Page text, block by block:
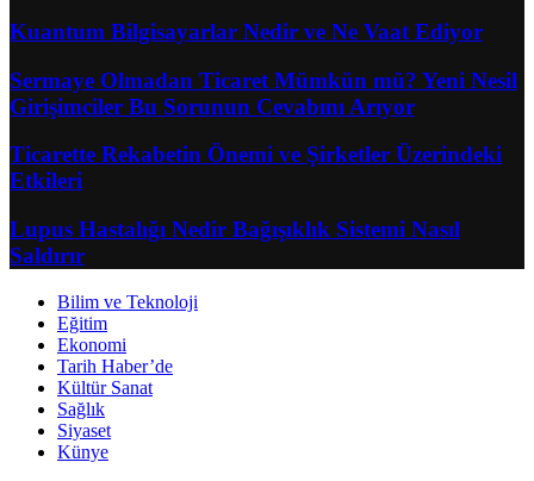
Kuantum Bilgisayarlar Nedir ve Ne Vaat Ediyor
Sermaye Olmadan Ticaret Mümkün mü? Yeni Nesil
Girişimciler Bu Sorunun Cevabını Arıyor
Ticarette Rekabetin Önemi ve Şirketler Üzerindeki
Etkileri
Lupus Hastalığı Nedir Bağışıklık Sistemi Nasıl
Saldırır
Bilim ve Teknoloji
Eğitim
Ekonomi
Tarih Haber’de
Kültür Sanat
Sağlık
Siyaset
Künye